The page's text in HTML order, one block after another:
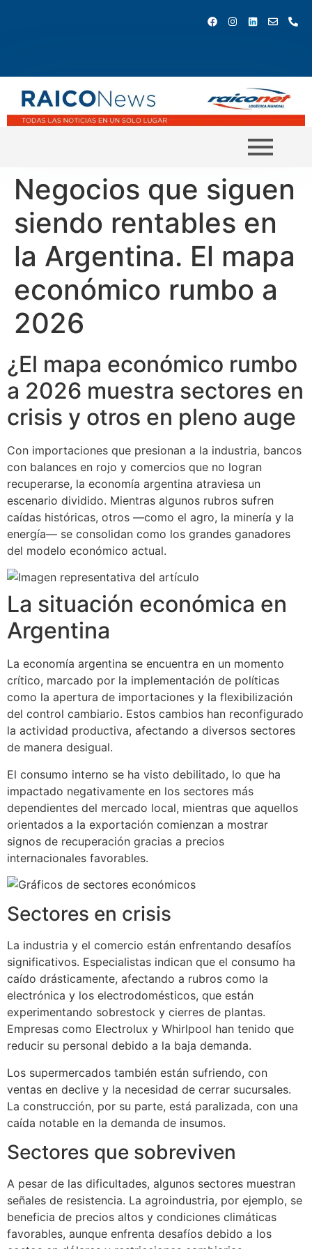
Negocios que siguen
siendo rentables en
la Argentina. El mapa
económico rumbo a
2026
¿El mapa económico rumbo
a 2026 muestra sectores en
crisis y otros en pleno auge
Con importaciones que presionan a la industria, bancos
con balances en rojo y comercios que no logran
recuperarse, la economía argentina atraviesa un
escenario dividido. Mientras algunos rubros sufren
caídas históricas, otros —como el agro, la minería y la
energía— se consolidan como los grandes ganadores
del modelo económico actual.
La situación económica en
Argentina
La economía argentina se encuentra en un momento
crítico, marcado por la implementación de políticas
como la apertura de importaciones y la flexibilización
del control cambiario. Estos cambios han reconfigurado
la actividad productiva, afectando a diversos sectores
de manera desigual.
El consumo interno se ha visto debilitado, lo que ha
impactado negativamente en los sectores más
dependientes del mercado local, mientras que aquellos
orientados a la exportación comienzan a mostrar
signos de recuperación gracias a precios
internacionales favorables.
Sectores en crisis
La industria y el comercio están enfrentando desafíos
significativos. Especialistas indican que el consumo ha
caído drásticamente, afectando a rubros como la
electrónica y los electrodomésticos, que están
experimentando sobrestock y cierres de plantas.
Empresas como Electrolux y Whirlpool han tenido que
reducir su personal debido a la baja demanda.
Los supermercados también están sufriendo, con
ventas en declive y la necesidad de cerrar sucursales.
La construcción, por su parte, está paralizada, con una
caída notable en la demanda de insumos.
Sectores que sobreviven
A pesar de las dificultades, algunos sectores muestran
señales de resistencia. La agroindustria, por ejemplo, se
beneficia de precios altos y condiciones climáticas
favorables, aunque enfrenta desafíos debido a los